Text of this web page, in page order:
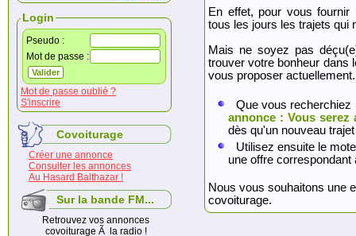
Login
Pseudo :
Mot de passe :
Mot de passe oublié ?
S'inscrire
Covoiturage
Créer une annonce
Consulter les annonces
Au Hasard Balthazar !
Sur la bande FM...
Retrouvez vos annonces
covoiturage Ã la radio !
En effet, pour vous fournir
tous les jours les trajets qui
Mais ne soyez pas
trouver votre bonheur dans
vous proposer actuellement.
Que vous
annonce : Vous serez
dès qu'un nouveau
Utilisez ensuite le
une offre
Nous vous souhaitons une
covoiturage.